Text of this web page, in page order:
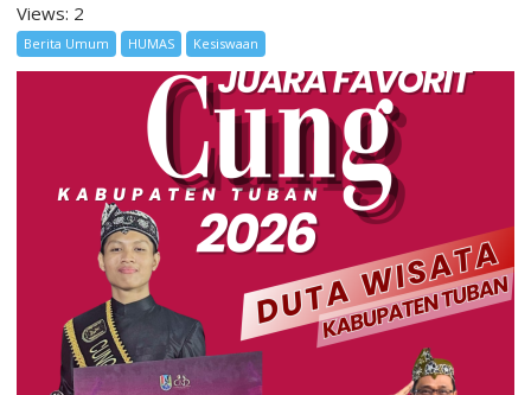
Views: 2
Berita Umum HUMAS Kesiswaan